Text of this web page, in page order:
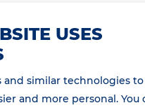
USES
and similar technologies
and more personal. You